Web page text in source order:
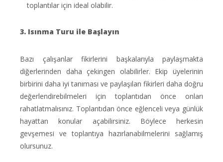
toplantılar için ideal olabilir.
3. Isınma Turu ile Başlayın
Bazı çalışanlar fikirlerini başkalarıyla paylaşmakta
diğerlerinden daha çekingen olabilirler. Ekip üyelerinin
birbirini daha iyi tanıması ve paylaşılan fikirleri daha doğru
değerlendirebilmeleri için toplantıdan önce onları
rahatlatmalısınız. Toplantıdan önce eğlenceli veya günlük
hayattan konular açabilirsiniz. Böylece herkesin
gevşemesi ve toplantıya hazırlanabilmelerini sağlamış
olursunuz.